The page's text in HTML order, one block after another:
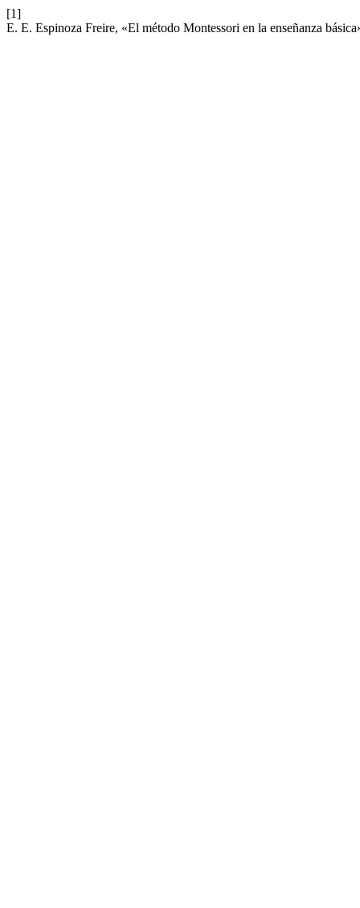
[1]
E. E. Espinoza Freire, «El método Montessori en la enseñanza